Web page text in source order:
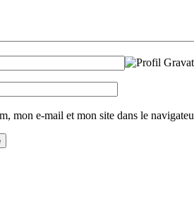
mon e-mail et mon site dans le